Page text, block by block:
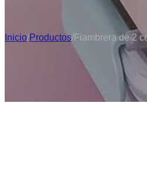
Inicio/Productos/Fiambrera de 2